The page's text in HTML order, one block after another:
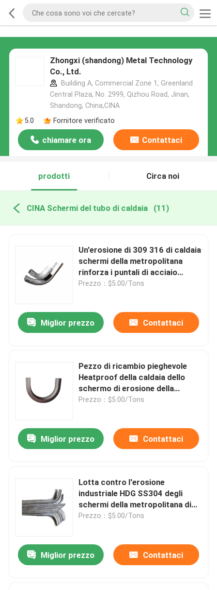
Zhongxi (shandong) Metal Technology
Co., Ltd.
Building A, Commercial Zone 1, Greenland
Central Plaza, No. 2999, Qizhou Road, Jinan,
Shandong, China,CINA
5.0
Fornitore verificato
chiamare ora Contattaci
prodotti Circa noi
CINA Schermi del tubo di caldaia (11)
Un'erosione di 309 316 di caldaia
schermi della metropolitana
rinforza i puntali di acciaio
inossidabile diritto
Prezzo：$5.00/Tons
Miglior prezzo Contattaci
Pezzo di ricambio pieghevole
Heatproof della caldaia dello
schermo di erosione della
caldaia per CFBC
Prezzo：$5.00/Tons
Miglior prezzo Contattaci
Lotta contro l'erosione
industriale HDG SS304 degli
schermi della metropolitana di
caldaia ausiliaria
Prezzo：$5.00/Tons
Miglior prezzo Contattaci